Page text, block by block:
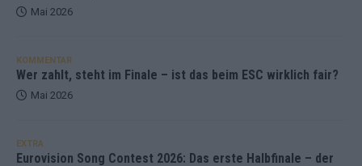
Mai 2026
KOMMENTAR
Wer zahlt, steht im Finale – ist das beim ESC wirklich fair?
Mai 2026
EXTRA
Eurovision Song Contest 2026: Das erste Halbfinale – der